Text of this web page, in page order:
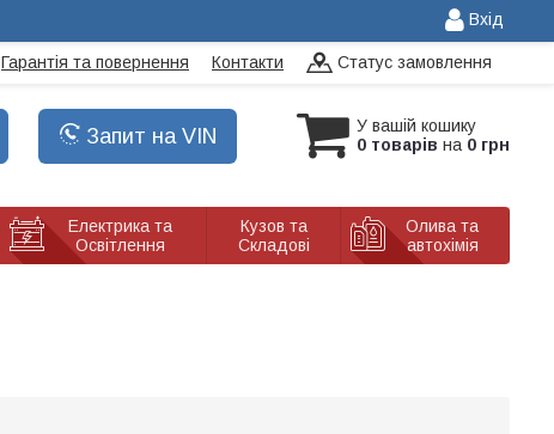
Вхід
Гарантія та повернення Контакти Статус замовлення
У вашій кошику
0 товарів на 0 грн
Запит на VIN
Електрика та
Освітлення
Кузов та
Складові
Олива та
автохімія